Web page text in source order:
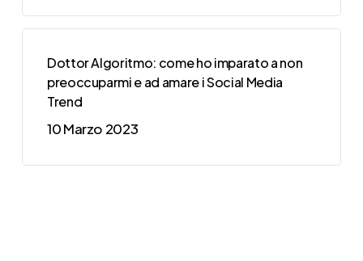
Dottor Algoritmo: come ho imparato a non
preoccuparmi e ad amare i Social Media
Trend
10 Marzo 2023